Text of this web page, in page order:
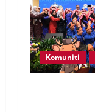
Komuniti